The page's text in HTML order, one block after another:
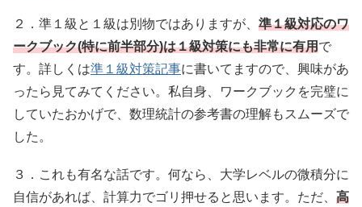
２．準１級と１級は別物ではありますが、 準１級対応のワ
ークブック(特に前半部分)は１級対策にも非常に有用で
す。詳しくは準１級対策記事に書いてますので、興味があ
ったら見てみてください。私自身、ワークブックを完璧に
していたおかげで、数理統計の参考書の理解もスムーズで
した。
３．これも有名な話です。何なら、大学レベルの微積分に
自信があれば、計算力でゴリ押せると思います。ただ、 高